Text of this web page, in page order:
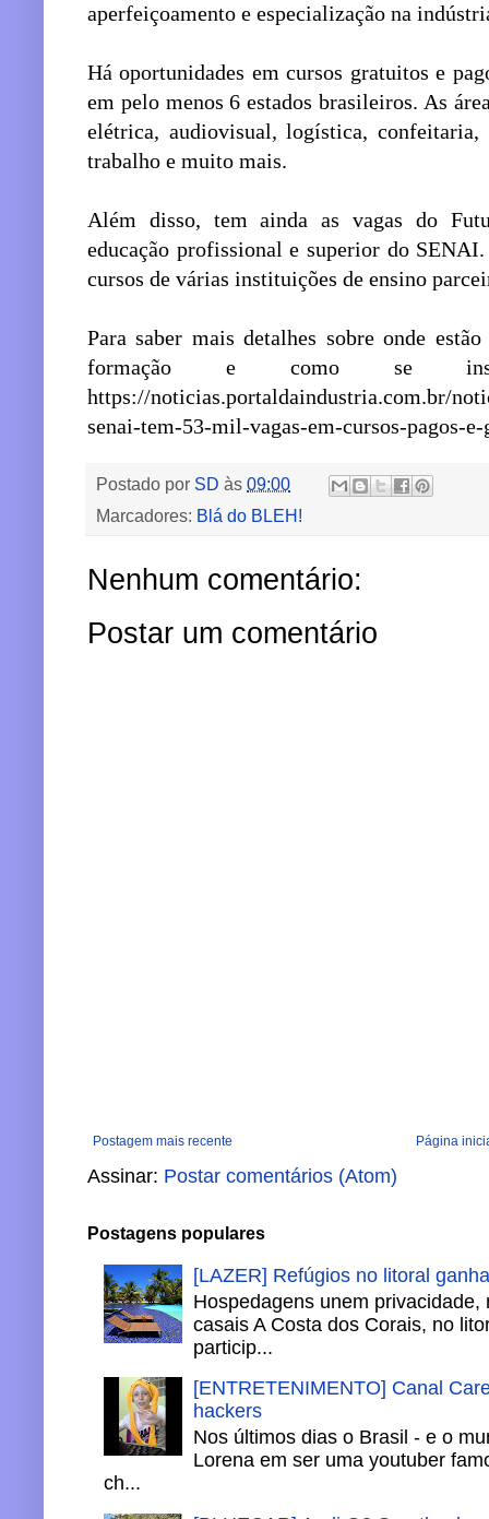
aperfeiçoamento e especialização na
Há oportunidades em cursos gratuitos e
em pelo menos 6 estados brasileiros. As
elétrica, audiovisual, logística, confeitaria,
trabalho e muito mais.
Além disso, tem ainda as vagas do
educação profissional e superior do
cursos de várias instituições de ensino
Para saber mais detalhes sobre onde
formação e como se
https://noticias.portaldaindustria.com.br/
senai-tem-53-mil-vagas-em-cursos-pagos-
Postado por SD às 09:00
Marcadores: Blá do BLEH!
Nenhum comentário:
Postar um comentário
Postagem mais recente Página
Assinar: Postar comentários (Atom)
Postagens populares
[LAZER] Refúgios no litoral
Hospedagens unem
casais A Costa dos Corais, no
particip...
[ENTRETENIMENTO] Canal
hackers
Nos últimos dias o Brasil - e o
Lorena em ser uma youtuber
ch...